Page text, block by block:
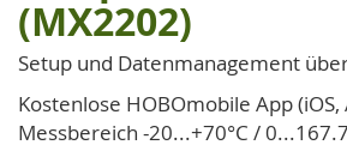
(MX2202)
Setup und Datenmanagement
Kostenlose HOBOmobile App
Messbereich -20...+70°C /